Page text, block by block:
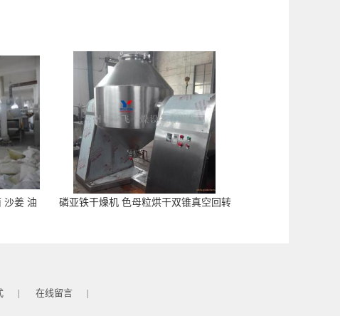
沙姜 油
磷亚铁干燥机 色母粒烘干双锥真空回转
在线留言